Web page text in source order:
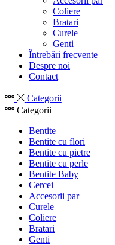
Coliere
Bratari
Curele
Genti
Întrebări frecvente
Despre noi
Contact
Categorii
Categorii
Bentite
Bentite cu flori
Bentite cu pietre
Bentite cu perle
Bentite Baby
Cercei
Accesorii par
Curele
Coliere
Bratari
Genti